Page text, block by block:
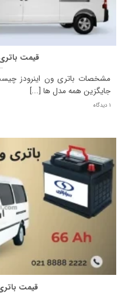
قیمت
مشخصات باتری ون اینرودز
جایگزین همه مدل ها [...]
1 دیدگاه
قیمت